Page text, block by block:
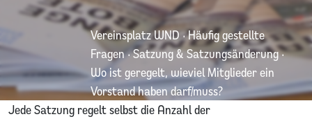
Vereinsplatz WND·Häufig gestellte
Fragen·Satzung & Satzungsänderung·
Wo ist geregelt, wieviel Mitglieder ein
Vorstand haben darf/muss?
Jede Satzung regelt selbst die Anzahl der